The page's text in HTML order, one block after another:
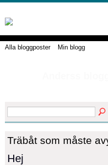
Alla bloggposter Min blogg
Träbåt som måste
Hej